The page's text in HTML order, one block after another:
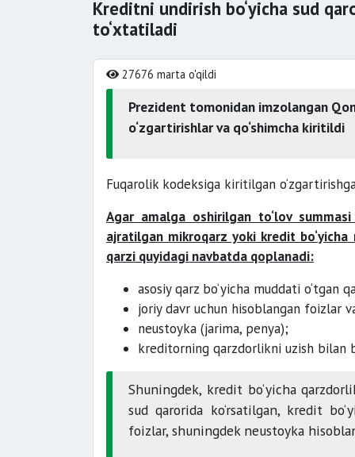
Kreditni undirish bo‘yicha sud
to‘xtatiladi
27676 marta o'qildi
Prezident tomonidan imzolangan
o‘zgartirishlar va qo‘shimcha kiritildi
Fuqarolik kodeksiga kiritilgan o‘zgartirishga
Agar amalga oshirilgan to‘lov
ajratilgan mikroqarz yoki kredit
qarzi quyidagi navbatda qoplanadi:
asosiy qarz bo‘yicha muddati o‘tgan
joriy davr uchun hisoblangan foizlar
neustoyka (jarima, penya);
kreditorning qarzdorlikni uzish bilan
Shuningdek, kredit bo‘yicha
sud qarorida ko‘rsatilgan, kredit
foizlar, shuningdek neustoyka